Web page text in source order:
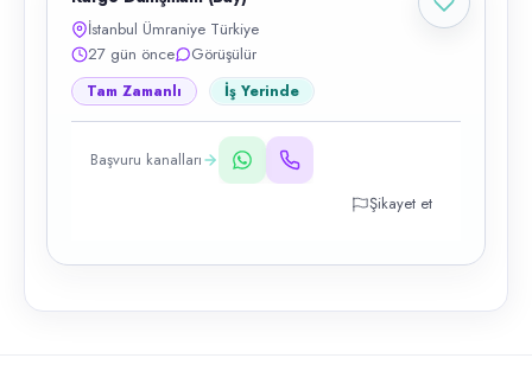
İstanbul Ümraniye Türkiye
27 gün önce
Görüşülür
Tam Zamanlı İş Yerinde
Başvuru kanalları
Şikayet et